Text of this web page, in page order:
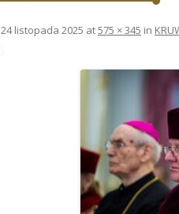
24 listopada 2025 at575 × 345 in